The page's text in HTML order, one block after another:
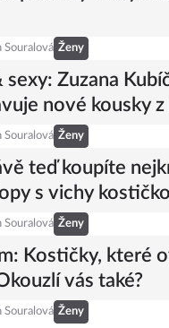
Souralová Ženy
sexy: Zuzana
nové kousky z
Souralová Ženy
teď koupíte
s vichy
Souralová Ženy
Kostičky, které
vás také?
Souralová Ženy